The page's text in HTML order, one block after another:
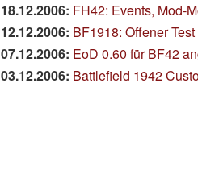
18.12.2006: FH42: Events, Mod-
12.12.2006: BF1918: Offener
07.12.2006: EoD 0.60 für BF42
03.12.2006: Battlefield 1942